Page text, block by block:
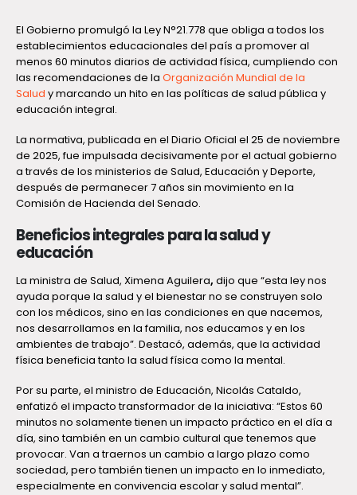
El Gobierno promulgó la Ley N°21.778 que obliga a todos los
establecimientos educacionales del país a promover al
menos 60 minutos diarios de actividad física, cumpliendo con
las recomendaciones de la Organización Mundial de la
Salud y marcando un hito en las políticas de salud pública y
educación integral.
La normativa, publicada en el Diario Oficial el 25 de noviembre
de 2025, fue impulsada decisivamente por el actual gobierno
a través de los ministerios de Salud, Educación y Deporte,
después de permanecer 7 años sin movimiento en la
Comisión de Hacienda del Senado.
Beneficios integrales para la salud y
educación
La ministra de Salud, Ximena Aguilera, dijo que “esta ley nos
ayuda porque la salud y el bienestar no se construyen solo
con los médicos, sino en las condiciones en que nacemos,
nos desarrollamos en la familia, nos educamos y en los
ambientes de trabajo”. Destacó, además, que la actividad
física beneficia tanto la salud física como la mental.
Por su parte, el ministro de Educación, Nicolás Cataldo,
enfatizó el impacto transformador de la iniciativa: “Estos 60
minutos no solamente tienen un impacto práctico en el día a
día, sino también en un cambio cultural que tenemos que
provocar. Van a traernos un cambio a largo plazo como
sociedad, pero también tienen un impacto en lo inmediato,
especialmente en convivencia escolar y salud mental”.